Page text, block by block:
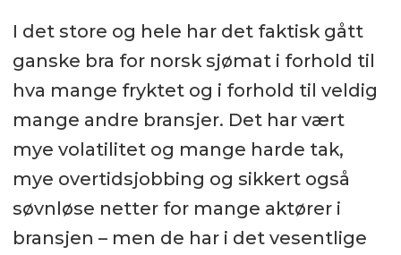
I det store og hele har det faktisk gått
ganske bra for norsk sjømat i forhold til
hva mange fryktet og i forhold til veldig
mange andre bransjer. Det har vært
mye volatilitet og mange harde tak,
mye overtidsjobbing og sikkert også
søvnløse netter for mange aktører i
bransjen – men de har i det vesentlige